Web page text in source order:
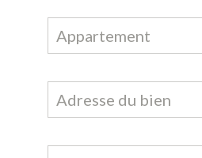
Appartement